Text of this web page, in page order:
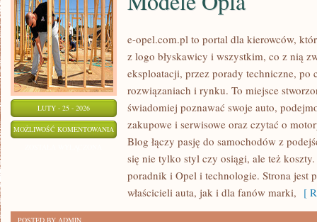
LUTY - 25 - 2026
MOŻLIWOŚĆ KOMENTOWANIA MODELE
OPLA
e-opel.com.pl to portal dla kierowców,
z logo błyskawicy i wszystkim, co z nią
eksploatacji, przez porady techniczne, po
rozwiązaniach i rynku. To miejsce
świadomiej poznawać swoje auto,
zakupowe i serwisowe oraz czytać o
Blog łączy pasję do samochodów z
się nie tylko styl czy osiągi, ale też
poradnik i Opel i technologie. Strona jest
właścicieli auta, jak i dla fanów marki, [
POSTED BY ADMIN